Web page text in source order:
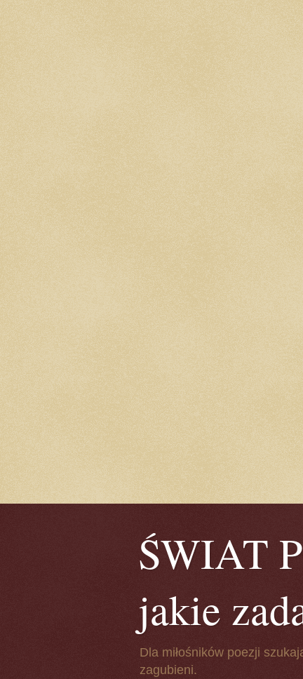
ŚWIAT
jakie
Dla miłośników poezji
zagubieni.